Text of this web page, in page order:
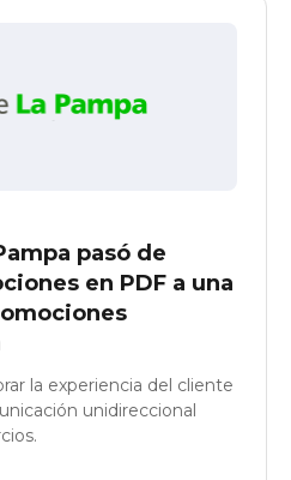
pasó de
en PDF a una
la experiencia del cliente
unidireccional